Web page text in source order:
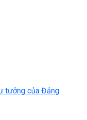
tưởng của Đảng